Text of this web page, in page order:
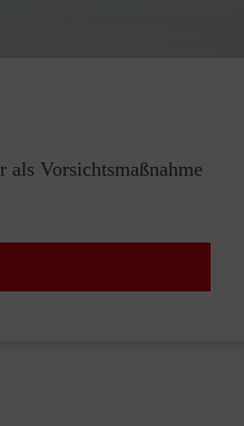
Vorsichtsmaßnahme